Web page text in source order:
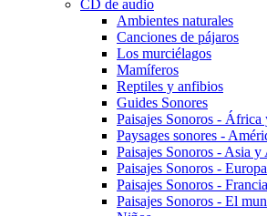
CD de audio
Ambientes naturales
Canciones de pájaros
Los murciélagos
Mamíferos
Reptiles y anfibios
Guides Sonores
Paisajes Sonoros - África
Paysages sonores -
Paisajes Sonoros - Asia y
Paisajes Sonoros - Europa
Paisajes Sonoros - Francia
Paisajes Sonoros - El